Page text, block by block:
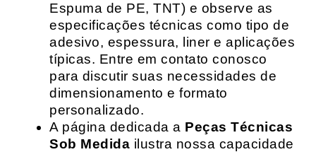
Espuma de PE, TNT) e observe as
especificações técnicas como tipo de
adesivo, espessura, liner e aplicações
típicas. Entre em contato conosco
para discutir suas necessidades de
dimensionamento e formato
personalizado.
A página dedicada a Peças Técnicas
Sob Medida ilustra nossa capacidade